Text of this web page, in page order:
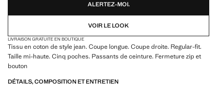
ALERTEZ-MOI.
VOIR LE LOOK
LIVRAISON GRATUITE EN BOUTIQUE
Tissu en coton de style jean. Coupe longue. Coupe droite. Regular-fit.
Taille mi-haute. Cinq poches. Passants de ceinture. Fermeture zip et
bouton
DÉTAILS, COMPOSITION ET ENTRETIEN